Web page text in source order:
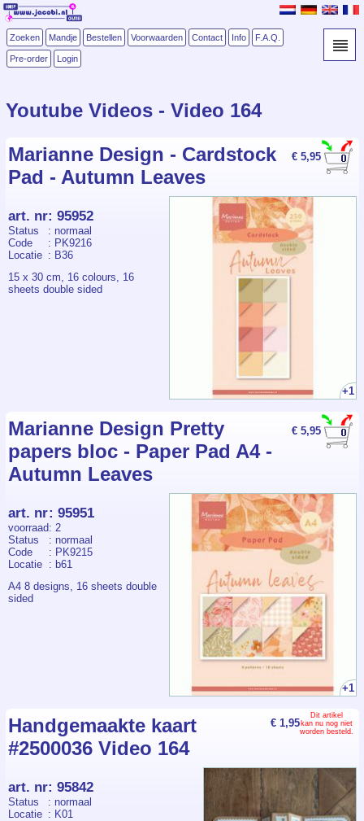
Zoeken Mandje Bestellen Voorwaarden Contact Info F.A.Q.
Pre-order Login
Youtube Videos - Video 164
€ 5,95
Marianne Design - Cardstock
Pad - Autumn Leaves
+1
art. nr: 95952
Status
: normaal
Code
: PK9216
Locatie : B36
15 x 30 cm, 16 colours, 16
sheets double sided
€ 5,95
Marianne Design Pretty
papers bloc - Paper Pad A4 -
Autumn Leaves
+1
art. nr: 95951
voorraad: 2
Status
: normaal
Code
: PK9215
Locatie : b61
A4 8 designs, 16 sheets double
sided
€ 1,95
Dit artikel
kan nu nog niet
worden besteld.
Handgemaakte kaart
#2500036 Video 164
art. nr: 95842
Status
: normaal
Locatie : K01